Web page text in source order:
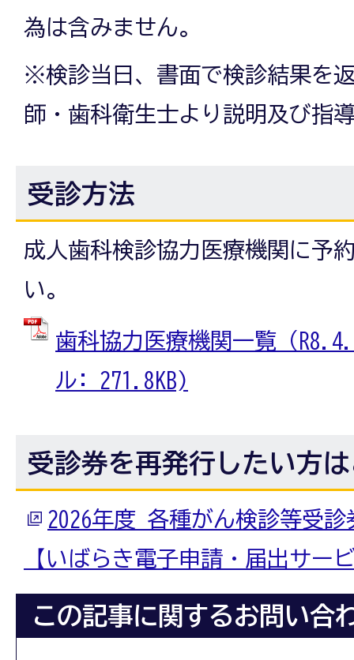
為は含みません。
※検診当日、書面で検診結果を
師・歯科衛生士より説明及び指
受診方法
成人歯科検診協力医療機関に予
い。
歯科協力医療機関一覧（
ル: 271.8KB)
受診券を再発行したい方
2026年度 各種がん検診等受
【いばらき電子申請・届出サー
この記事に関するお問い合